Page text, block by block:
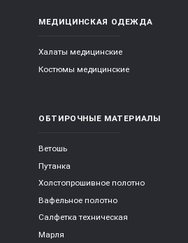
МЕДИЦИНСКАЯ ОДЕЖДА
Халаты медицинские
Костюмы медицинские
ОБТИРОЧНЫЕ МАТЕРИАЛЫ
Ветошь
Путанка
Холстопрошивное полотно
Вафельное полотно
Салфетка техническая
Марля